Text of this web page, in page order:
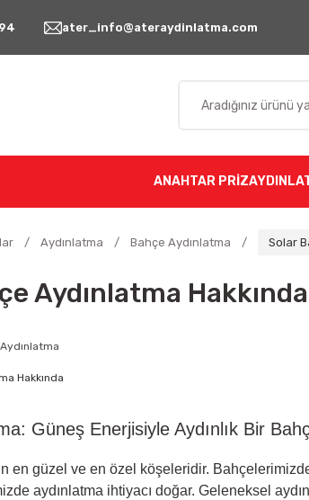
ater_info@ateraydinlatma.com
ANAHTAR PRİZ
Aydınlatma Bahçe Aydınlatma Solar
Aydınlatma Hakkında
Güneş Enerjisiyle Aydınlık Bir
en güzel ve en özel köşeleridir.
aydınlatma ihtiyacı doğar. Geleneksel